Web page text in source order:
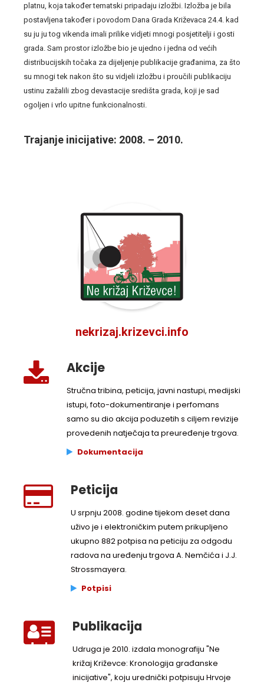
platnu, koja također tematski pripadaju izložbi. Izložba je bila
postavljena također i povodom Dana Grada Križevaca 24.4. kad
su ju ju tog vikenda imali prilike vidjeti mnogi posjetitelji i gosti
grada. Sam prostor izložbe bio je ujedno i jedna od većih
distribucijskih točaka za dijeljenje publikacije građanima, za što
su mnogi tek nakon što su vidjeli izložbu i proučili publikaciju
ustinu zažalili zbog devastacije središta grada, koji je sad
ogoljen i vrlo upitne funkcionalnosti.
Trajanje inicijative: 2008. – 2010.
nekrizaj.krizevci.info
Akcije
Stručna tribina, peticija, javni nastupi, medijski
istupi, foto-dokumentiranje i perfomans
samo su dio akcija poduzetih s ciljem revizije
provedenih natječaja ta preuređenje trgova.
Dokumentacija
Peticija
U srpnju 2008. godine tijekom deset dana
uživo je i elektroničkim putem prikupljeno
ukupno 882 potpisa na peticiju za odgodu
radova na uređenju trgova A. Nemčića i J.J.
Strossmayera.
Potpisi
Publikacija
Udruga je 2010. izdala monografiju "Ne
križaj Križevce: Kronologija građanske
inicijative", koju urednički potpisuju Hrvoje